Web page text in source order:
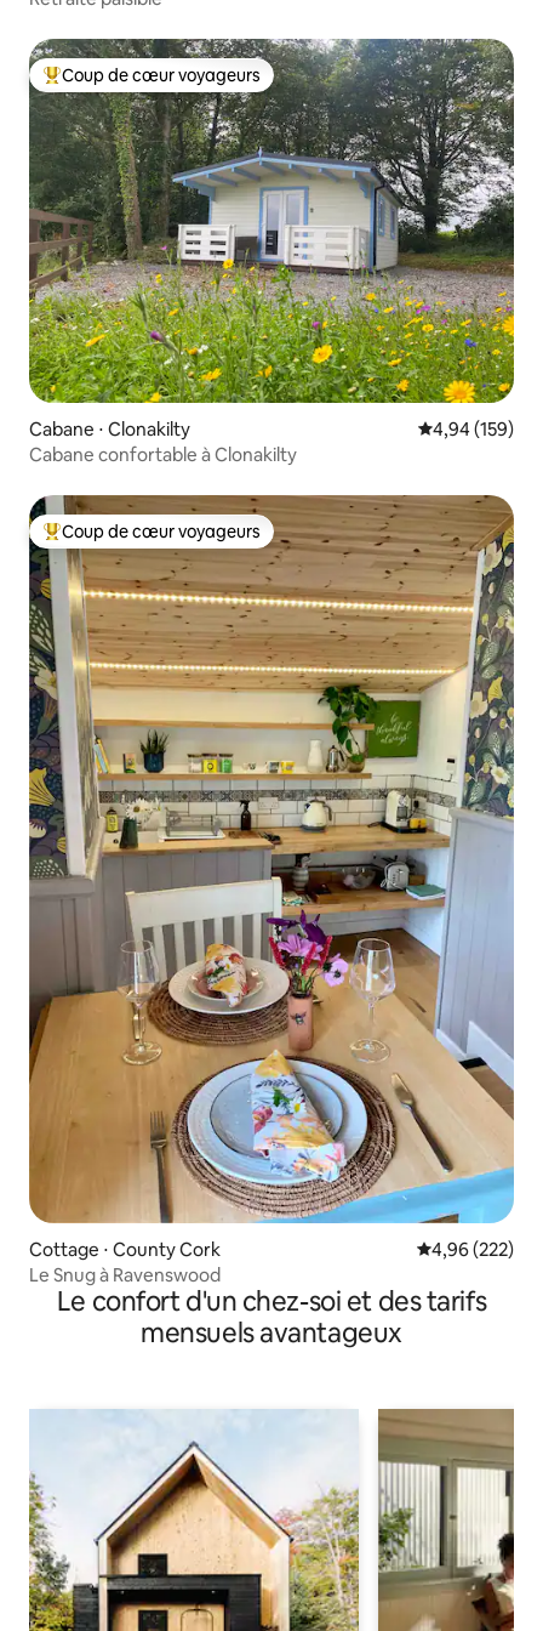
Coups de cœur voyageurs les plus appréciés
Coup de cœur voyageurs
Cabane ⋅ Clonakilty Évaluation
4,94 (159)
Cabane confortable à Clonakilty
Coups de cœur voyageurs les plus appréciés
Coup de cœur voyageurs
Cottage ⋅ County Cork Évaluation
4,96 (222)
Le Snug à Ravenswood
Le confort d'un chez-soi et des tarifs
mensuels avantageux